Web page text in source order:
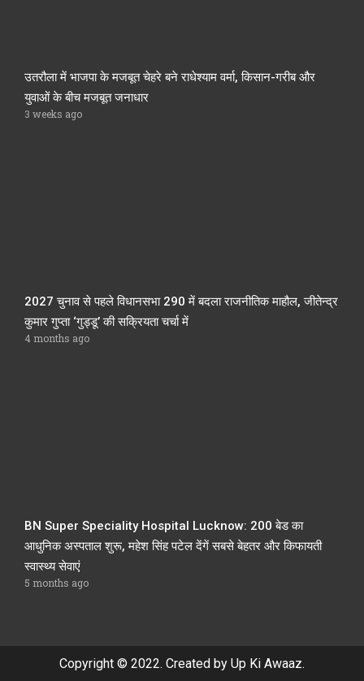
उतरौला में भाजपा के मजबूत चेहरे बने राधेश्याम वर्मा, किसान-गरीब और
युवाओं के बीच मजबूत जनाधार
3 weeks ago
2027 चुनाव से पहले विधानसभा 290 में बदला राजनीतिक माहौल, जीतेन्द्र
कुमार गुप्ता ‘गुड्डू’ की सक्रियता चर्चा में
4 months ago
BN Super Speciality Hospital Lucknow: 200 बेड का
आधुनिक अस्पताल शुरू, महेश सिंह पटेल देंगें सबसे बेहतर और किफायती
स्वास्थ्य सेवाएं
5 months ago
Copyright © 2022. Created by Up Ki Awaaz.